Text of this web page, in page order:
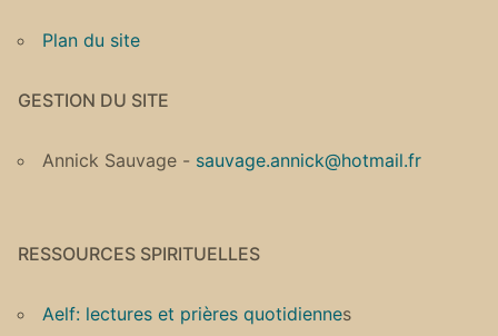
Plan du site
GESTION DU SITE
Annick Sauvage - sauvage.annick@hotmail.fr
RESSOURCES SPIRITUELLES
Aelf: lectures et prières quotidiennes